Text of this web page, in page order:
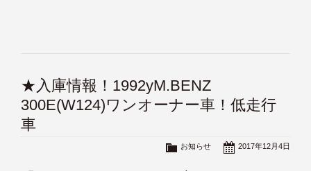
★入庫情報！1992yM.BENZ
300E(W124)ワンオーナー車！低走行
車
2017年12月4日
お知らせ